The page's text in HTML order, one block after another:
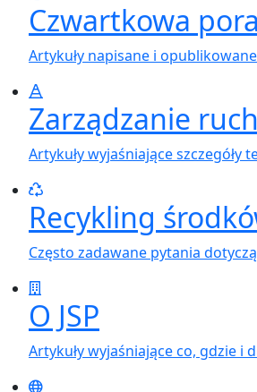
Czwartkowa
Artykuły napisane i
Zarządzanie
Artykuły wyjaśniające
Recykling
Często zadawane pytania
O JSP
Artykuły wyjaśniające co, gdzie i